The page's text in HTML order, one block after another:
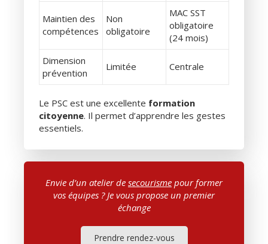
Maintien des
compétences
Non
obligatoire
MAC SST
obligatoire
(24 mois)
Dimension
prévention
Limitée Centrale
Le PSC est une excellente formation
citoyenne. Il permet d’apprendre les gestes
essentiels.
Envie d’un atelier de secourisme pour former
vos équipes ? Je vous propose un premier
échange
Prendre rendez-vous